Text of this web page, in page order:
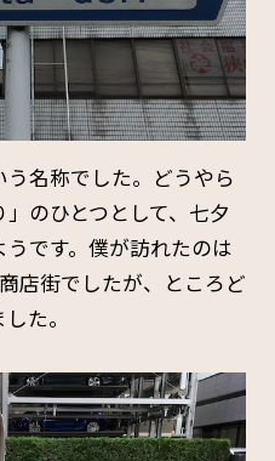
名称でした。どうやら
のひとつとして、七夕
です。僕が訪れたのは
店街でしたが、ところど
た。